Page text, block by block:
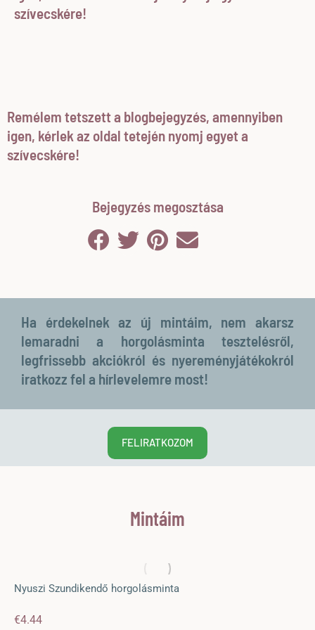
szívecskére!
Remélem tetszett a blogbejegyzés, amennyiben
igen, kérlek az oldal tetején nyomj egyet a
szívecskére!
Bejegyzés megosztása
Ha érdekelnek az új mintáim, nem akarsz
lemaradni a horgolásminta tesztelésről,
legfrissebb akciókról és nyereményjátékokról
iratkozz fel a hírlevelemre most!
FELIRATKOZOM
Mintáim
Nyuszi Szundikendő horgolásminta
€4.44